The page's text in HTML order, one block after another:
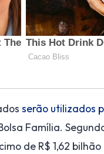
serão utilizados
Família.
de R$ 1,62